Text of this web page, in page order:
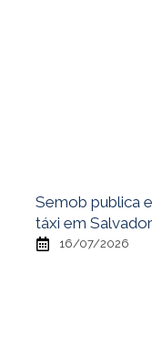
Semob publica
táxi em Salvador
16/07/2026